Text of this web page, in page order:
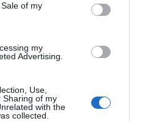
of my
my
Advertising.
Use,
Sharing of my
with the
collected.